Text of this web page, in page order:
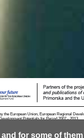
for some of
the European Union, European Regional
Potentials for Period 2007 - 2013.